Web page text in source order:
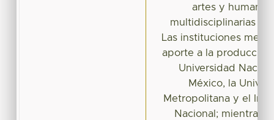
artes y
multidisciplinarias
Las instituciones
aporte a la
Universidad
México, la
Metropolitana y el
Nacional; mientras